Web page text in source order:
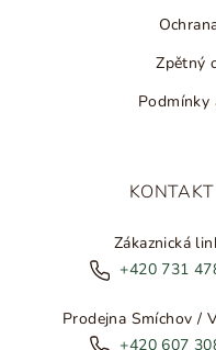
Zpětný
Podmínky
KONTAKT
Zákaznická
+420 731
Prodejna Smíchov /
+420 607